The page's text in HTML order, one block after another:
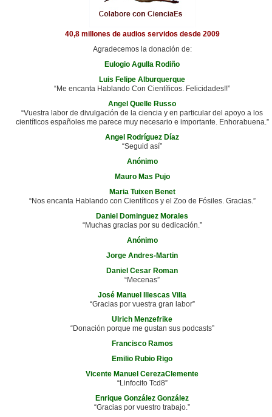
40,8 millones de audios servidos desde 2009
Agradecemos la donación de:
Eulogio Agulla Rodiño
Luis Felipe Alburquerque
“Me encanta Hablando Con Científicos. Felicidades!!”
Angel Quelle Russo
“Vuestra labor de divulgación de la ciencia y en particular del apoyo a los
científicos españoles me parece muy necesario e importante. Enhorabuena.”
Angel Rodríguez Díaz
“Seguid así”
Anónimo
Mauro Mas Pujo
Maria Tuixen Benet
“Nos encanta Hablando con Científicos y el Zoo de Fósiles. Gracias.”
Daniel Dominguez Morales
“Muchas gracias por su dedicación.”
Anónimo
Jorge Andres-Martin
Daniel Cesar Roman
“Mecenas”
José Manuel Illescas Villa
“Gracias por vuestra gran labor”
Ulrich Menzefrike
“Donación porque me gustan sus podcasts”
Francisco Ramos
Emilio Rubio Rigo
Vicente Manuel CerezaClemente
“Linfocito Tcd8”
Enrique González González
“Gracias por vuestro trabajo.”